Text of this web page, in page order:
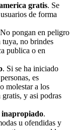
gratis. Se
de forma
pongan en peligro
tuya, no brindes
publica o en
. Si se ha iniciado
es
molestar a los
gratis, y asi podras
.
u ofendidas y